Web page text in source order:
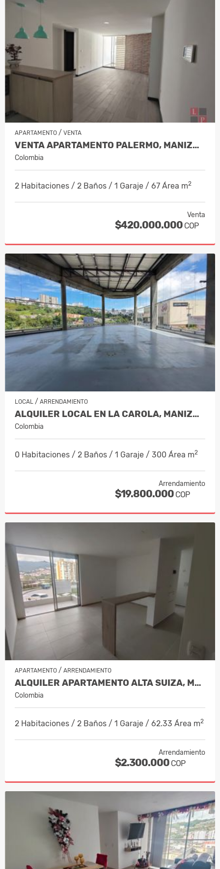
APARTAMENTO / VENTA
VENTA APARTAMENTO PALERMO, MANIZALE…
Colombia
2 Habitaciones / 2 Baños / 1 Garaje / 67 Área m2
Venta
$420.000.000 COP
LOCAL / ARRENDAMIENTO
ALQUILER LOCAL EN LA CAROLA, MANIZALES…
Colombia
0 Habitaciones / 2 Baños / 1 Garaje / 300 Área m2
Arrendamiento
$19.800.000 COP
APARTAMENTO / ARRENDAMIENTO
ALQUILER APARTAMENTO ALTA SUIZA, MANI…
Colombia
2 Habitaciones / 2 Baños / 1 Garaje / 62.33 Área m2
Arrendamiento
$2.300.000 COP